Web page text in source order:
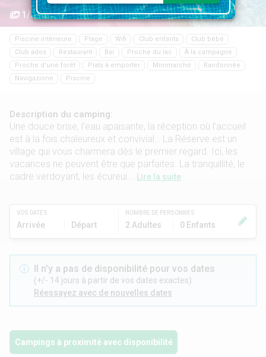
1/27
Piscine intérieure Plage Wifi Club enfants
Club bébé
Club ados
Restaurant Bar Proche du lac
À la campagne
Proche d'une forêt
Plats à emporter Minimarché
Randonnée
Navigazione
Piscine
Description du camping:
Une douce brise, l’eau apaisante, la réception où l’accueil
est à la fois chaleureux et convivial… La Réserve est un
village qui vous charmera dès le premier regard. Ici, les
vacances ne peuvent être que parfaites. La tranquillité, le
cadre verdoyant, les écureui...
Lire la suite
VOS DATES
Arrivée Départ
NOMBRE DE PERSONNES
2 Adultes 0 Enfants
Il n'y a pas de disponibilité pour vos dates
(+/- 14 jours à partir de vos dates exactes)
Réessayez avec de nouvelles dates
Campings à proximité avec disponibilité